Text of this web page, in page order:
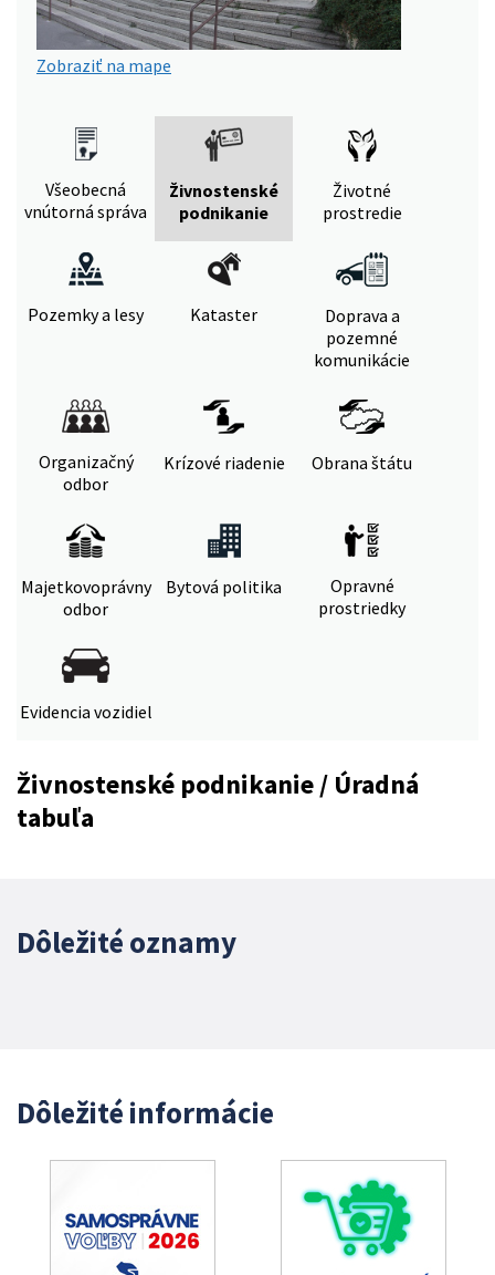
Zobraziť na mape
Všeobecná
vnútorná správa
Živnostenské
podnikanie
Životné
prostredie
Pozemky a lesy Kataster
Doprava a
pozemné
komunikácie
Organizačný
odbor
Krízové riadenie Obrana štátu
Majetkovoprávny
odbor
Bytová politika
Opravné
prostriedky
Evidencia vozidiel
Živnostenské podnikanie / Úradná
tabuľa
Dôležité oznamy
Dôležité informácie